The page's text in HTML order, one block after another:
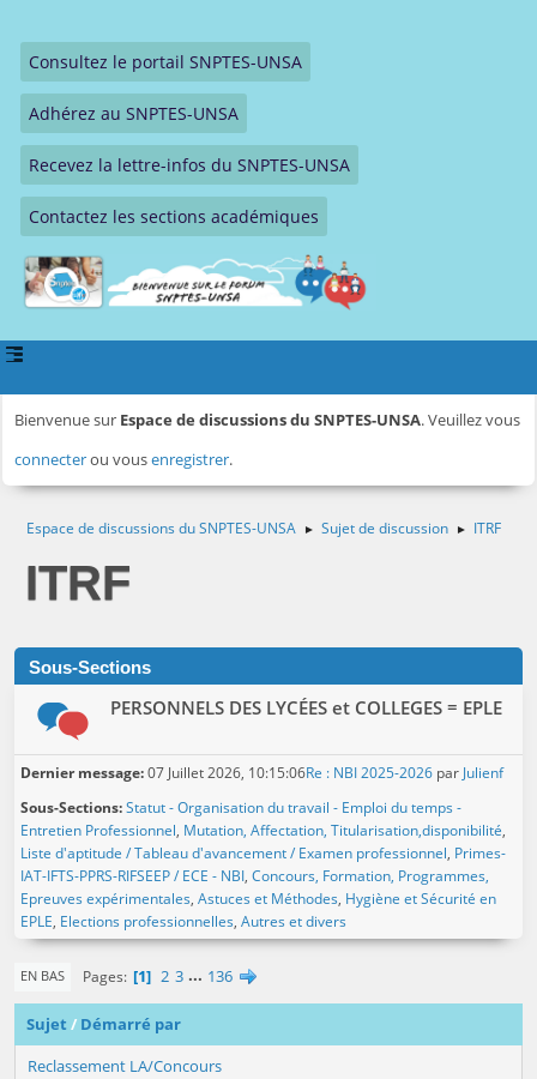
Consultez le portail SNPTES-UNSA
Adhérez au SNPTES-UNSA
Recevez la lettre-infos du SNPTES-UNSA
Contactez les sections académiques
Bienvenue sur Espace de discussions du SNPTES-UNSA. Veuillez vous
connecterou vousenregistrer.
Espace de discussions du SNPTES-UNSA ► Sujet de discussion ► ITRF
ITRF
Sous-Sections
PERSONNELS DES LYCÉES et COLLEGES = EPLE
Dernier message:07 Juillet 2026, 10:15:06Re : NBI 2025-2026 par Julienf
Sous-Sections Statut - Organisation du travail - Emploi du temps -
Entretien Professionnel Mutation, Affectation, Titularisation,disponibilité
Liste d'aptitude / Tableau d'avancement / Examen professionnel Primes-
IAT-IFTS-PPRS-RIFSEEP / ECE - NBI Concours, Formation, Programmes,
Epreuves expérimentales Astuces et Méthodes Hygiène et Sécurité en
EPLE Elections professionnelles Autres et divers
EN BAS Pages 1 2 3 ... 136
Sujet / Démarré par
Reclassement LA/Concours